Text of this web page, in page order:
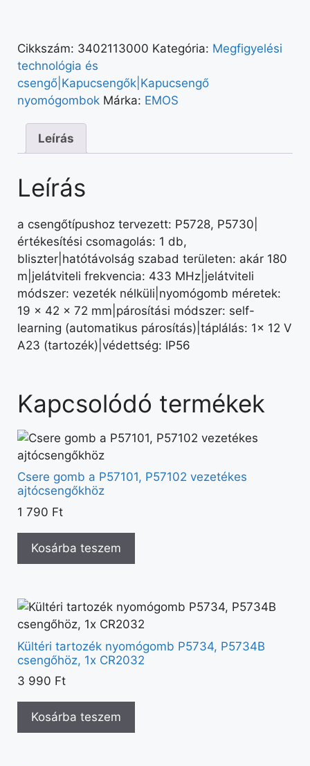
Cikkszám: 3402113000 Kategória: Megfigyelési
technológia és
csengő|Kapucsengők|Kapucsengő
nyomógombok Márka: EMOS
Leírás
Leírás
a csengőtípushoz tervezett: P5728, P5730|
értékesítési csomagolás: 1 db,
bliszter|hatótávolság szabad területen: akár 180
m|jelátviteli frekvencia: 433 MHz|jelátviteli
módszer: vezeték nélküli|nyomógomb méretek:
19 × 42 × 72 mm|párosítási módszer: self-
learning (automatikus párosítás)|táplálás: 1× 12 V
A23 (tartozék)|védettség: IP56
Kapcsolódó termékek
Csere gomb a P57101, P57102 vezetékes
ajtócsengőkhöz
1 790 Ft
Kosárba teszem
Kültéri tartozék nyomógomb P5734, P5734B
csengőhöz, 1x CR2032
3 990 Ft
Kosárba teszem